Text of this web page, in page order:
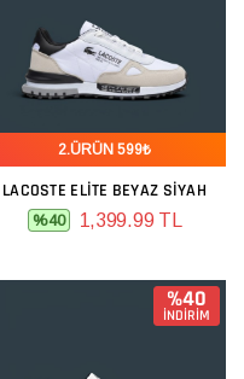
2.ÜRÜN 599₺
LACOSTE ELITE BEYAZ SIYAH
%40 1,399.99 TL
%40
İNDİRİM